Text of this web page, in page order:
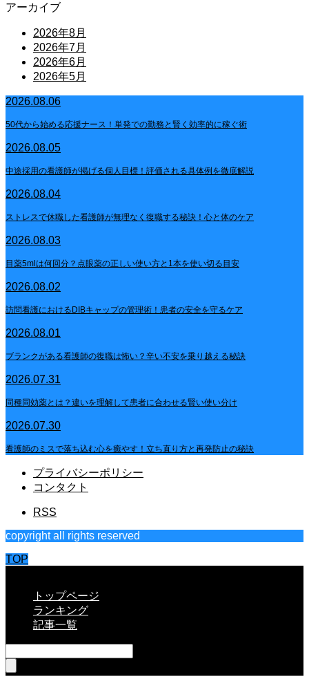
アーカイブ
2026年8月
2026年7月
2026年6月
2026年5月
2026.08.06
50代から始める応援ナース！単発での勤務と賢く効率的に稼ぐ術
2026.08.05
中途採用の看護師が掲げる個人目標！評価される具体例を徹底解説
2026.08.04
ストレスで休職した看護師が無理なく復職する秘訣！心と体のケア
2026.08.03
目薬5mlは何回分？点眼薬の正しい使い方と1本を使い切る目安
2026.08.02
訪問看護におけるDIBキャップの管理術！患者の安全を守るケア
2026.08.01
ブランクがある看護師の復職は怖い？辛い不安を乗り越える秘訣
2026.07.31
同種同効薬とは？違いを理解して患者に合わせる賢い使い分け
2026.07.30
看護師のミスで落ち込む心を癒やす！立ち直り方と再発防止の秘訣
プライバシーポリシー
コンタクト
RSS
copyright all rights reserved
TOP
トップページ
ランキング
記事一覧